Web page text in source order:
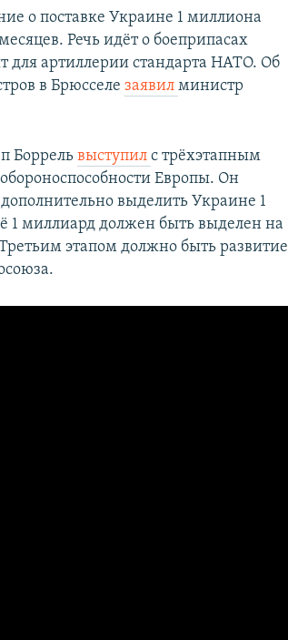
о поставке Украине 1 миллиона
Речь идёт о боеприпасах
для артиллерии стандарта НАТО. Об
в Брюсселезаявилминистр
Боррельвыступилс трёхэтапным
Европы. Он
выделить Украине 1
1 миллиард должен быть выделен на
этапом должно быть развитие